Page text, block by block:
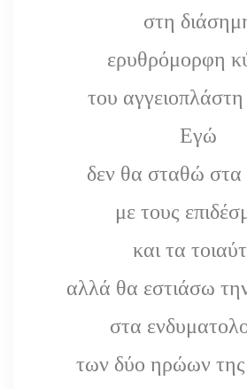
στη
ερυθρόμορφη
του
Εγώ
δεν θα σταθώ στα
με τους
και τα
αλλά θα εστιάσω
στα
των δύο ηρώων της